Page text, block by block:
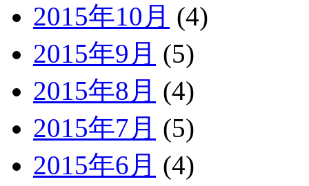
2015年10月 (4)
2015年9月 (5)
2015年8月 (4)
2015年7月 (5)
2015年6月 (4)